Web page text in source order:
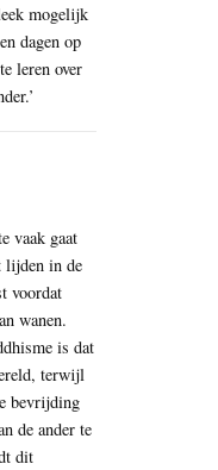
mogelijk
dagen op
leren over
vaak gaat
lijden in de
voordat
wanen.
is dat
terwijl
bevrijding
de ander te
dit